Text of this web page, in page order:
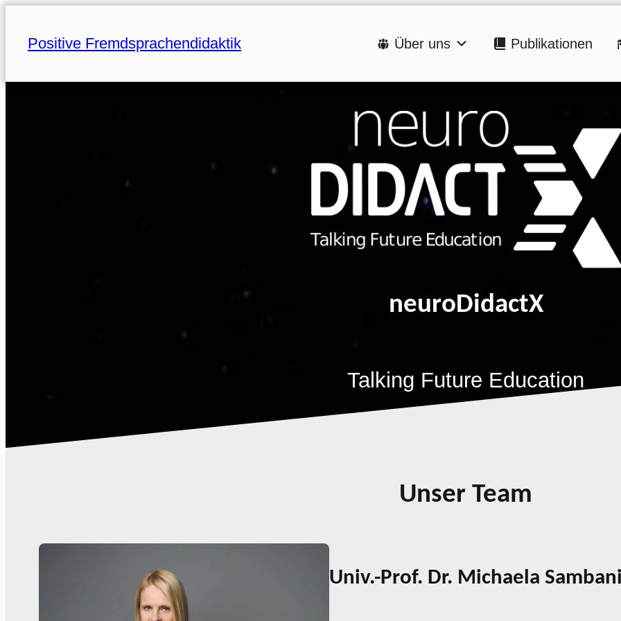
springenPositive Fremdsprachendidaktik Über uns Publikationen
neuroDidactX
Talking Future Education
Unser Team
Univ.-Prof. Dr. Michaela